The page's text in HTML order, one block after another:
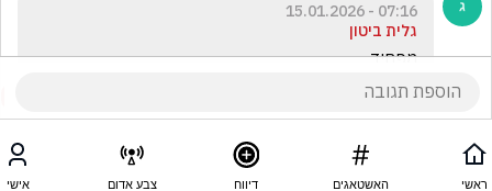
07:16 - 15.01.2026
גלית ביטון
מפחיד
ראשי האשטאגים דיווח צבע אדום אישי